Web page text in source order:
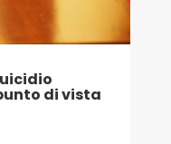
di vista